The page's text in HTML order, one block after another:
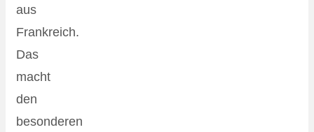
aus
Frankreich.
Das
macht
den
besonderen